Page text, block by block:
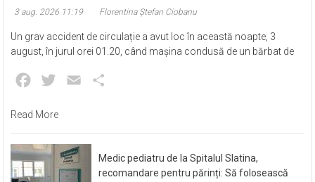
3 aug. 2026 11:19 Florentina Ștefan Ciobanu
Un grav accident de circulație a avut loc în această noapte, 3
august, în jurul orei 01.20, când mașina condusă de un bărbat de
Facebook
Twitter Email
Read More
Medic pediatru de la Spitalul Slatina,
recomandare pentru părinți: Să folosească